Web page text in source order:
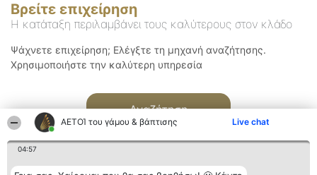
ΑΕΤΟΊ του γάμου & βάπτισης Live chat
04:57
Βρείτε επιχείρηση
Η κατάταξη περιλαμβάνει τους καλύτερους στον κλάδο
Ψάχνετε επιχείρηση; Ελέγξτε τη μηχανή αναζήτησης.
Χρησιμοποιήστε την καλύτερη υπηρεσία
Αναζήτηση